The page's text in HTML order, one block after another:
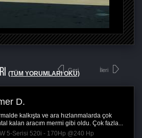
(TÜM YORUMLARI OKU)
Geri
D.
kalkışta ve ara hızlanmalarda çok
kalan aracım mermi gibi oldu. Çok fazla...
5-Serisi 520i - 170Hp @240 Hp
İleri